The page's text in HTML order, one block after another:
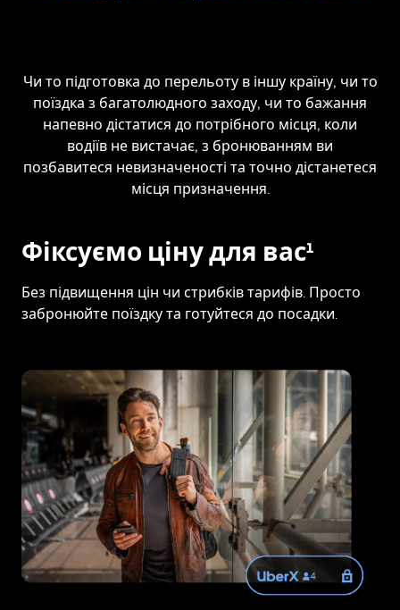
Чи то підготовка до перельоту в іншу країну, чи то
поїздка з багатолюдного заходу, чи то бажання
напевно дістатися до потрібного місця, коли
водіїв не вистачає, з бронюванням ви
позбавитеся невизначеності та точно дістанетеся
місця призначення.
Фіксуємо ціну для вас¹
Без підвищення цін чи стрибків тарифів. Просто
забронюйте поїздку та готуйтеся до посадки.